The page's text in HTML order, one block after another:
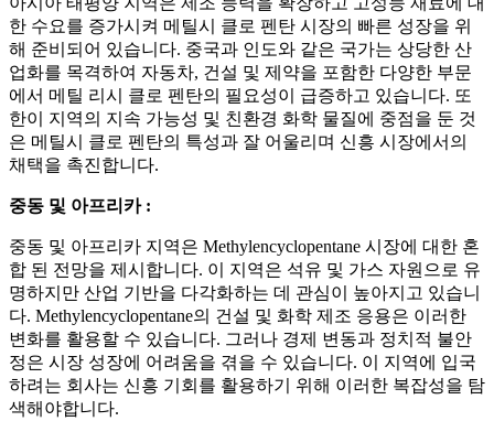
한 수요를 증가시켜 메틸시 클로 펜탄 시장의 빠른 성장을 위
해 준비되어 있습니다. 중국과 인도와 같은 국가는 상당한 산
업화를 목격하여 자동차, 건설 및 제약을 포함한 다양한 부문
에서 메틸 리시 클로 펜탄의 필요성이 급증하고 있습니다. 또
한이 지역의 지속 가능성 및 친환경 화학 물질에 중점을 둔 것
은 메틸시 클로 펜탄의 특성과 잘 어울리며 신흥 시장에서의
채택을 촉진합니다.
중동 및 아프리카 :
중동 및 아프리카 지역은 Methylencyclopentane 시장에 대한 혼
합 된 전망을 제시합니다. 이 지역은 석유 및 가스 자원으로 유
명하지만 산업 기반을 다각화하는 데 관심이 높아지고 있습니
다. Methylencyclopentane의 건설 및 화학 제조 응용은 이러한
변화를 활용할 수 있습니다. 그러나 경제 변동과 정치적 불안
정은 시장 성장에 어려움을 겪을 수 있습니다. 이 지역에 입국
하려는 회사는 신흥 기회를 활용하기 위해 이러한 복잡성을 탐
색해야합니다.